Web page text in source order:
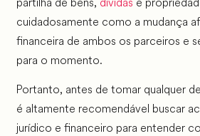
cuidadosamente como a mudança
financeira de ambos os parceiros e
para o momento.
Portanto, antes de tomar qualquer
é altamente recomendável buscar
jurídico e financeiro para entender